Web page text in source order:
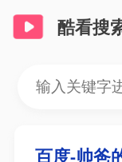
酷看搜
百度-帅爸